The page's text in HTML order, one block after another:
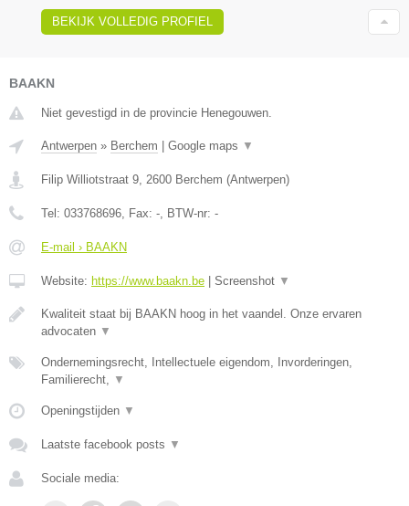
BEKIJK VOLLEDIG PROFIEL
BAAKN
Niet gevestigd in de provincie Henegouwen.
Antwerpen » Berchem Google maps ▼
Filip Williotstraat 9 2600 Berchem (Antwerpen)
Tel: 033768696 , Fax: - , BTW-nr: -
E-mail › BAAKN
Website: https://www.baakn.be Screenshot ▼
Kwaliteit staat bij BAAKN hoog in het vaandel. Onze ervaren
advocaten ▼
Ondernemingsrecht, Intellectuele eigendom, Invorderingen,
Familierecht,
▼
Openingstijden ▼
Laatste facebook posts ▼
Sociale media: